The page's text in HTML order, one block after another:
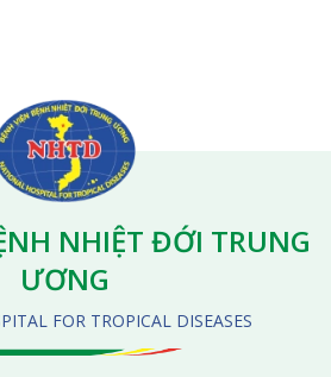
NHIỆT ĐỚI TRUNG
ƯƠNG
FOR TROPICAL DISEASES